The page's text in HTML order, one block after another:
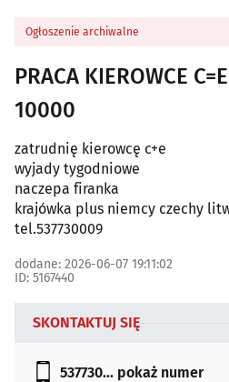
Ogłoszenie archiwalne
PRACA KIEROWCE C=E
10000
zatrudnię kierowcę c+e
wyjady tygodniowe
naczepa firanka
krajówka plus niemcy czechy
tel.537730009
dodane: 2026-06-07 19:11:02
ID: 5167440
SKONTAKTUJ SIĘ
537730... pokaż numer